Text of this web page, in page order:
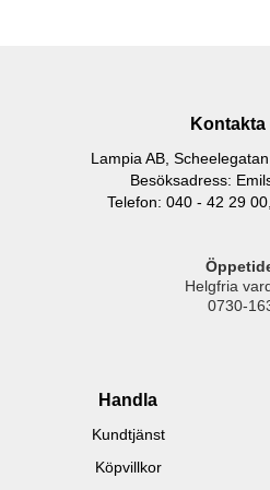
Kontakta
Lampia AB,
Besöksadress:
Telefon: 040 - 42 29 00,
Helgfria
0730-
Handla
Kundtjänst
Köpvillkor